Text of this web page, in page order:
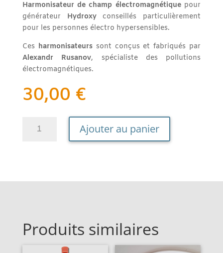
Harmonisateur de champ électromagnétiquepour
générateur Hydroxyconseillés particulièrement
pour les personnes électro hypersensibles.
Ces harmonisateurssont conçus et fabriqués par
Alexandr Rusanov, spécialiste des pollutions
électromagnétiques.
30,00 €
Harmonisateur
Hydroxy
Ajouter au panier
e
Produits similaires